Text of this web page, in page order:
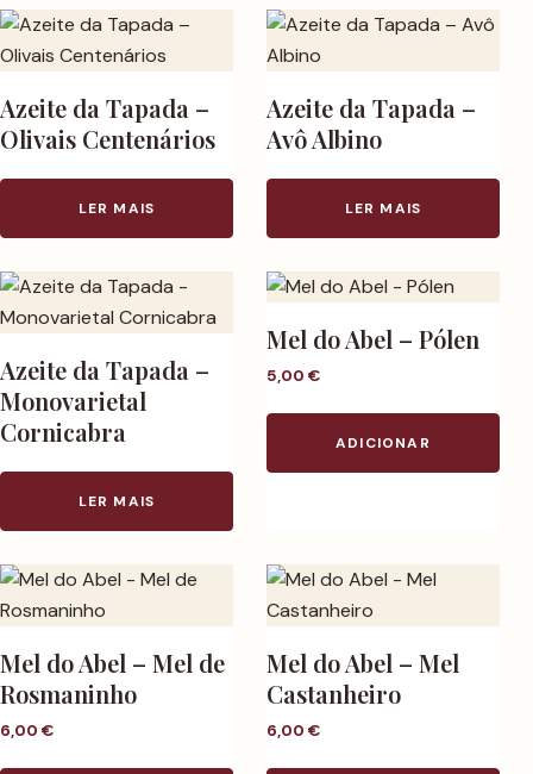
Azeite da Tapada –
Olivais Centenários
LER MAIS
Azeite da Tapada –
Avô Albino
LER MAIS
Azeite da Tapada –
Monovarietal
Cornicabra
LER MAIS
Mel do Abel – Pólen
5,00 €
ADICIONAR
Mel do Abel – Mel de
Rosmaninho
6,00 €
Mel do Abel – Mel
Castanheiro
6,00 €